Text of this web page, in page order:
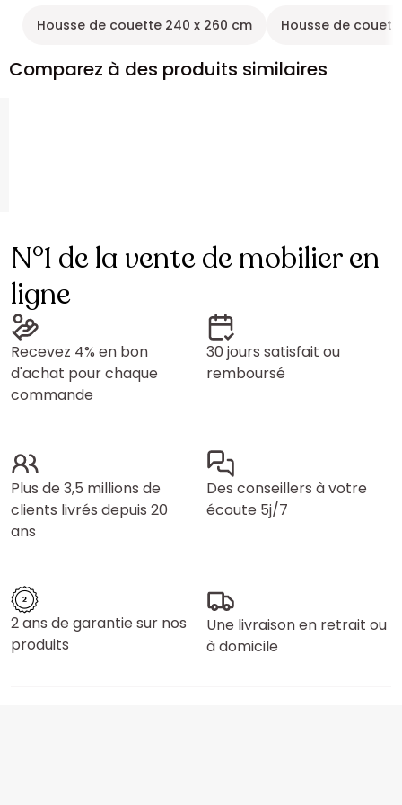
Housse de couette 240 x 260 cm Housse de
Comparez à des produits similaires
N°1 de la vente de mobilier en
ligne
Recevez 4% en bon
d'achat pour chaque
commande
30 jours satisfait ou
remboursé
Plus de 3,5 millions de
clients livrés depuis 20
ans
Des conseillers à votre
écoute 5j/7
2 ans de garantie sur nos
produits
Une livraison en retrait ou
à domicile